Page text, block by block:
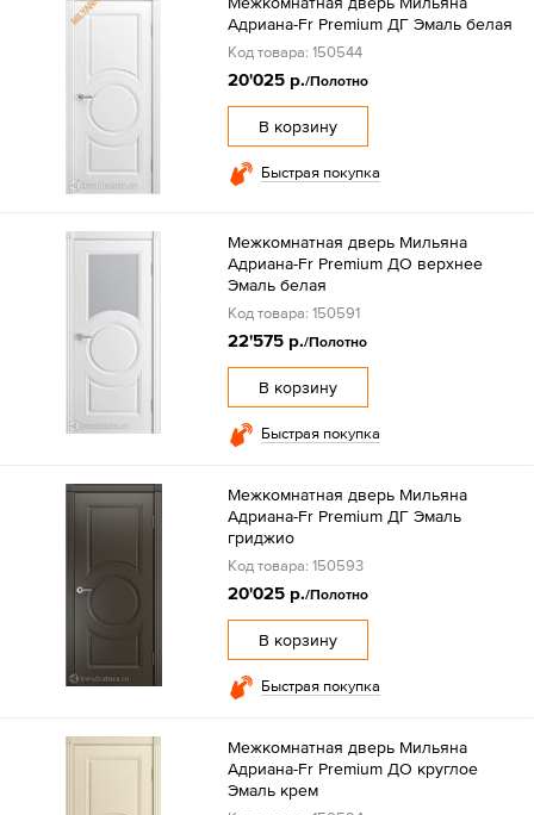
Адриана-Fr Premium ДГ Эмаль белая
Код товара: 150544
20'025 р./Полотно
В корзину
Быстрая покупка
Межкомнатная дверь Мильяна
Адриана-Fr Premium ДО верхнее
Эмаль белая
Код товара: 150591
22'575 р./Полотно
В корзину
Быстрая покупка
Межкомнатная дверь Мильяна
Адриана-Fr Premium ДГ Эмаль
гриджио
Код товара: 150593
20'025 р./Полотно
В корзину
Быстрая покупка
Межкомнатная дверь Мильяна
Адриана-Fr Premium ДО круглое
Эмаль крем